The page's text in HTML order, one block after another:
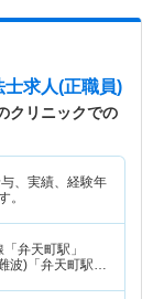
士求人(正職員)
クリニックでの
、実績、経験年
。
弁天町駅」
波)「弁天町駅」